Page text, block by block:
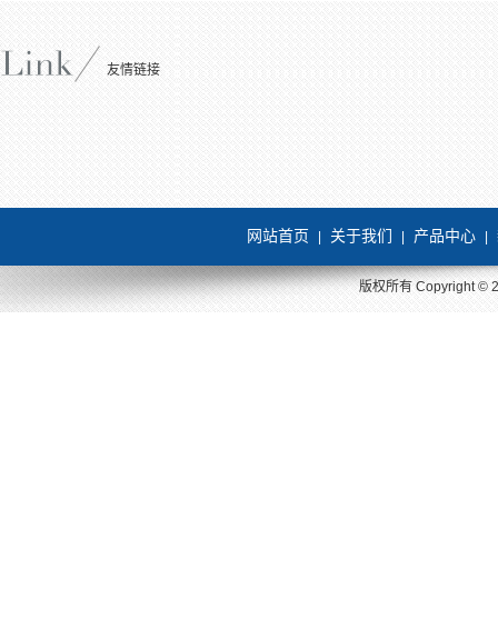
友情链接
网站首页 关于我们 产品中心
版权所有 Copyright ©